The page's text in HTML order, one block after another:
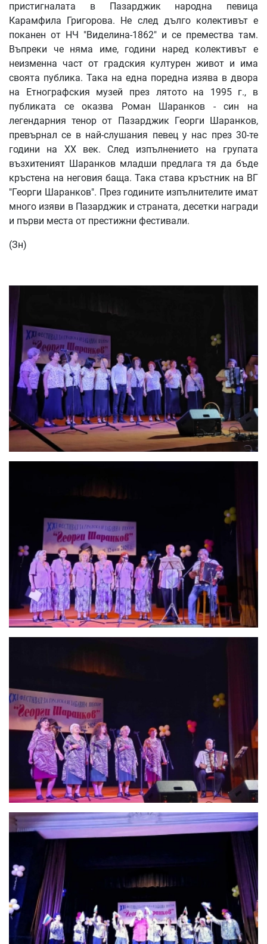
пристигналата в Пазарджик народна певица
Карамфила Григорова. Не след дълго колективът е
поканен от НЧ "Виделина-1862" и се премества там.
Въпреки че няма име, години наред колективът е
неизменна част от градския културен живот и има
своята публика. Така на една поредна изява в двора
на Етнографския музей през лятото на 1995 г., в
публиката се оказва Роман Шаранков - син на
легендарния тенор от Пазарджик Георги Шаранков,
превърнал се в най-слушания певец у нас през 30-те
години на ХХ век. След изпълнението на групата
възхитеният Шаранков младши предлага тя да бъде
кръстена на неговия баща. Така става кръстник на ВГ
"Георги Шаранков". През годините изпълнителите имат
много изяви в Пазарджик и страната, десетки награди
и първи места от престижни фестивали.
(Зн)